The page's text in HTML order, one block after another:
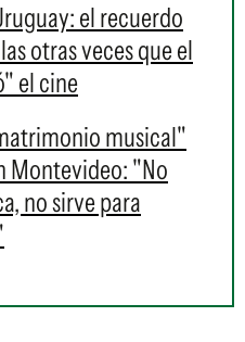
el recuerdo
otras veces que el
el cine
musical"
Montevideo: "No
no sirve para